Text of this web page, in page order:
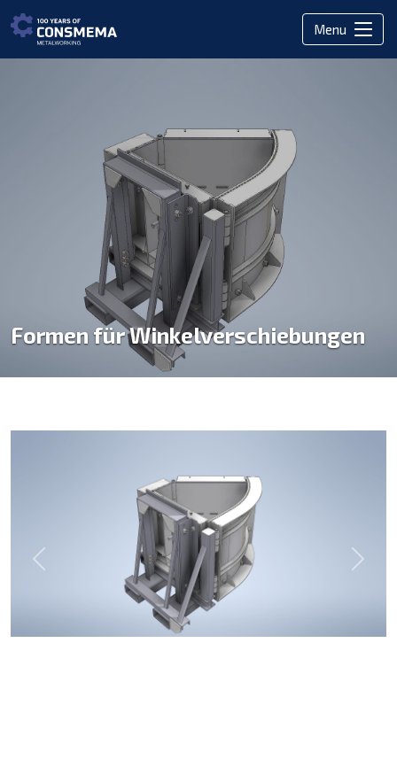
Menu
Formen für Winkelverschiebungen
Previous Next